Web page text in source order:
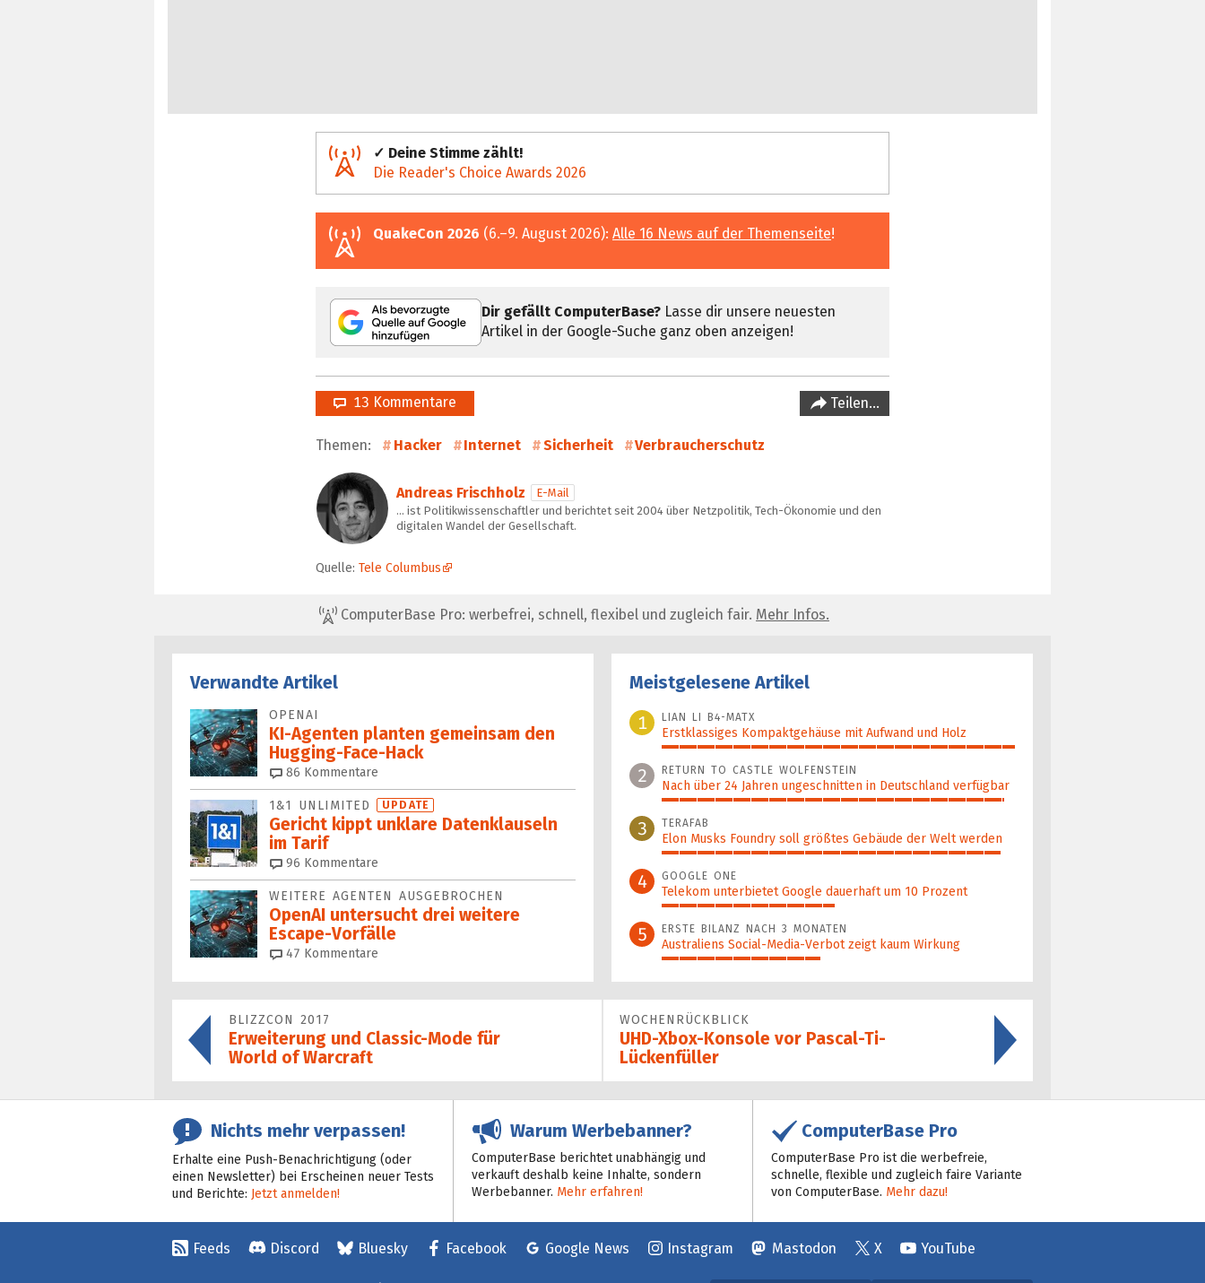
✓ Deine Stimme zählt!
Die Reader's Choice Awards 2026
QuakeCon 2026 (6.–9. August 2026): Alle 16 News auf der Themenseite!
Dir gefällt ComputerBase? Lasse dir unsere neuesten
Artikel in der Google-Suche ganz oben anzeigen!
13 Kommentare Teilen…
Themen: Hacker Internet Sicherheit Verbraucherschutz
Andreas Frischholz
E-Mail
… ist Politikwissenschaftler und berichtet seit 2004 über Netzpolitik, Tech-Ökonomie und den
digitalen Wandel der Gesellschaft.
Quelle: Tele Columbus
ComputerBase Pro: werbefrei, schnell, flexibel und zugleich fair. Mehr Infos.
Verwandte Artikel
OPENAI
KI-Agenten planten gemein­sam den
Hugging-Face-Hack
86 Kommentare
1&1 UNLIMITED UPDATE
Gericht kippt unklare Datenklauseln
im Tarif
96 Kommentare
WEITERE AGENTEN AUSGEBROCHEN
OpenAI untersucht drei weitere
Escape-Vorfälle
47 Kommentare
Meistgelesene Artikel
1
LIAN LI B4-MATX
Erstklassiges Kompaktgehäuse mit Aufwand und Holz
100%
2 RETURN TO CASTLE WOLFENSTEIN
Nach über 24 Jahren ungeschnitten in Deutschland verfügbar
97%
3 TERAFAB
Elon Musks Foundry soll größ­tes Gebäude der Welt werden
96%
4 GOOGLE ONE
Telekom unterbietet Google dauerhaft um 10 Prozent
49%
5 ERSTE BILANZ NACH 3 MONATEN
Australiens Social-Media-Verbot zeigt kaum Wirkung
45%
BLIZZCON 2017
Erweiterung und Classic-Mode für
World of Warcraft
WOCHENRÜCKBLICK
UHD-Xbox-Konsole vor Pascal-Ti-
Lückenfüller
Nichts mehr verpassen!
Erhalte eine Push-Benachrichtigung (oder
einen Newsletter) bei Erscheinen neuer Tests
und Berichte: Jetzt anmelden!
Warum Werbebanner?
ComputerBase berichtet unabhängig und
verkauft deshalb keine Inhalte, sondern
Werbebanner. Mehr erfahren!
ComputerBase Pro
ComputerBase Pro ist die werbefreie,
schnelle, flexible und zugleich faire Variante
von ComputerBase. Mehr dazu!
Feeds Discord Bluesky Facebook Google News Instagram Mastodon X YouTube